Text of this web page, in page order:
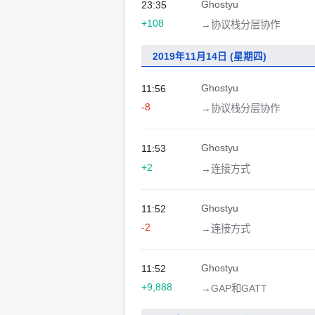
Ghostyu
→‎协议栈分层协作
23:35
+108
2019年11月14日 (星期四)
Ghostyu
→‎协议栈分层协作
11:56
-8
Ghostyu
→‎连接方式
11:53
+2
Ghostyu
→‎连接方式
11:52
-2
Ghostyu
→‎GAP和GATT
11:52
+9,888